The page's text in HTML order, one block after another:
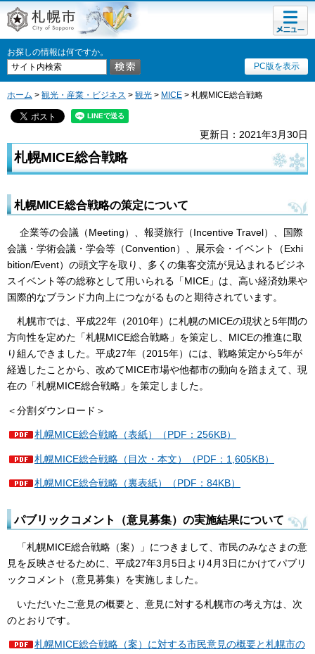
札幌市
お探しの情報は何ですか。
PC版を表示
メニュ
ー
ホーム > 観光・産業・ビジネス > 観光 > MICE > 札幌MICE総合戦略
更新日：2021年3月30日
札幌MICE総合戦略
札幌MICE総合戦略の策定について
企業等の会議（Meeting）、報奨旅行（Incentive Travel）、国際
会議・学術会議・学会等（Convention）、展示会・イベント（Exhi
bition/Event）の頭文字を取り、多くの集客交流が見込まれるビジネ
スイベント等の総称として用いられる「MICE」は、高い経済効果や
国際的なブランド力向上につながるものと期待されています。
札幌市では、平成22年（2010年）に札幌のMICEの現状と5年間の
方向性を定めた「札幌MICE総合戦略」を策定し、MICEの推進に取
り組んできました。平成27年（2015年）には、戦略策定から5年が
経過したことから、改めてMICE市場や他都市の動向を踏まえて、現
在の「札幌MICE総合戦略」を策定しました。
＜分割ダウンロード＞
札幌MICE総合戦略（表紙）（PDF：256KB）
札幌MICE総合戦略（目次・本文）（PDF：1,605KB）
札幌MICE総合戦略（裏表紙）（PDF：84KB）
パブリックコメント（意見募集）の実施結果について
「札幌MICE総合戦略（案）」につきまして、市民のみなさまの意
見を反映させるために、平成27年3月5日より4月3日にかけてパブリ
ックコメント（意見募集）を実施しました。
いただいたご意見の概要と、意見に対する札幌市の考え方は、次
のとおりです。
札幌MICE総合戦略（案）に対する市民意見の概要と札幌市の